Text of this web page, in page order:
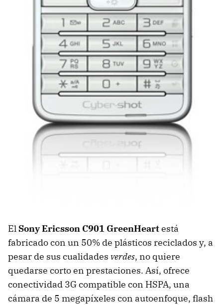
El Sony Ericsson C901 GreenHeartestá
fabricado con un 50% de plásticos reciclados y, a
pesar de sus cualidades verdes, no quiere
quedarse corto en prestaciones. Así, ofrece
conectividad 3G compatible con HSPA, una
cámara de 5 megapíxeles con autoenfoque, flash